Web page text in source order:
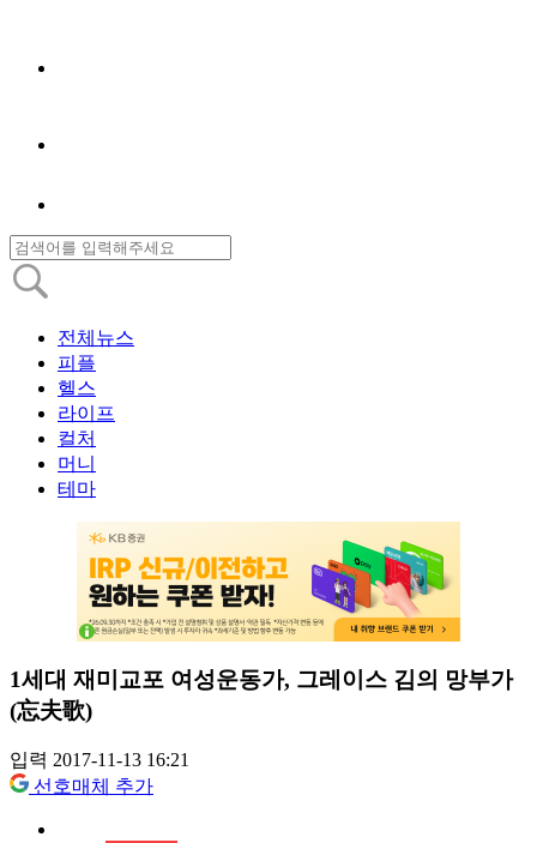
전체뉴스
피플
헬스
라이프
컬처
머니
테마
1세대 재미교포 여성운동가, 그레이스 김의 망부가
(忘夫歌)
입력 2017-11-13 16:21
선호매체 추가